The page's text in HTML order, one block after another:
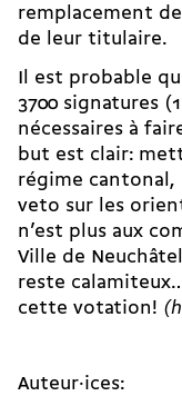
remplacement
de leur titulaire.
Il est probable
3700 signatures
nécessaires à
but est clair:
régime
veto sur les
n’est plus aux
Ville de
reste
cette votation!
Auteur·ices: